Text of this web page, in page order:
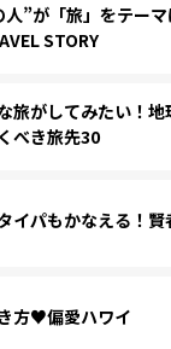
人”が「旅」をテー
STORY
旅がしてみたい！
べき旅先30
イパもかなえる！
方♥偏愛ハワイ